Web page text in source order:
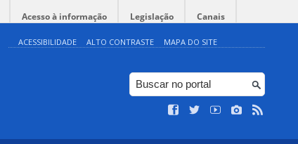
Acesso à informação Legislação Canais
ACESSIBILIDADE ALTO CONTRASTE MAPA DO SITE